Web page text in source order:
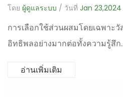
โดย ผู้ดูแลระบบ / วันที่ Jan 23,2024
การเลือกใช้ส่วนผสมโดยเฉพาะ
อิทธิพลอย่างมากต่อทั้งความรู้สึก
อ่านเพิ่มเติม